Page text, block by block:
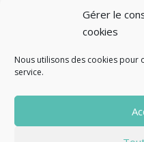
Gérer le
cookies
Nous utilisons des cookies
service.
Aubergines et
Politique